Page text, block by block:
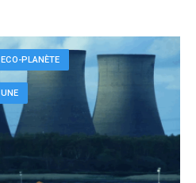
ECO-PLANÈTE
UNE